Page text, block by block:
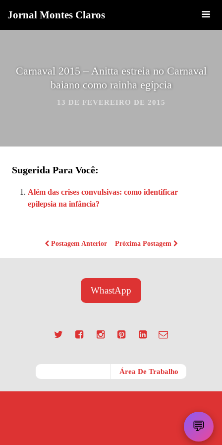
Jornal Montes Claros
Carnaval 2015 – Anitta estreia no Carnaval
baiano como rainha egípcia
13 DE FEVEREIRO DE 2015
Sugerida Para Você:
Além das crises convulsivas: como identificar
epilepsia na infância?
Postagem Anterior Próxima Postagem
WhastApp
💬
Área De Trabalho